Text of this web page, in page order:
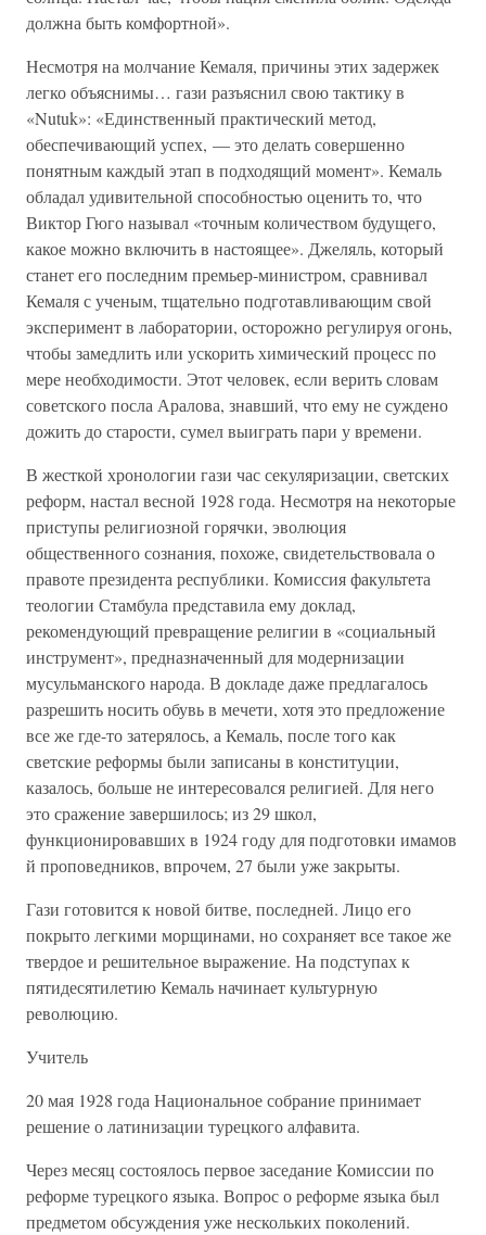
должна быть комфортной».
Несмотря на молчание Кемаля, причины этих задержек
легко объяснимы… гази разъяснил свою тактику в
«Nutuk»: «Единственный практический метод,
обеспечивающий успех, — это делать совершенно
понятным каждый этап в подходящий момент». Кемаль
обладал удивительной способностью оценить то, что
Виктор Гюго называл «точным количеством будущего,
какое можно включить в настоящее». Джеляль, который
станет его последним премьер-министром, сравнивал
Кемаля с ученым, тщательно подготавливающим свой
эксперимент в лаборатории, осторожно регулируя огонь,
чтобы замедлить или ускорить химический процесс по
мере необходимости. Этот человек, если верить словам
советского посла Аралова, знавший, что ему не суждено
дожить до старости, сумел выиграть пари у времени.
В жесткой хронологии гази час секуляризации, светских
реформ, настал весной 1928 года. Несмотря на некоторые
приступы религиозной горячки, эволюция
общественного сознания, похоже, свидетельствовала о
правоте президента республики. Комиссия факультета
теологии Стамбула представила ему доклад,
рекомендующий превращение религии в «социальный
инструмент», предназначенный для модернизации
мусульманского народа. В докладе даже предлагалось
разрешить носить обувь в мечети, хотя это предложение
все же где-то затерялось, а Кемаль, после того как
светские реформы были записаны в конституции,
казалось, больше не интересовался религией. Для него
это сражение завершилось; из 29 школ,
функционировавших в 1924 году для подготовки имамов
й проповедников, впрочем, 27 были уже закрыты.
Гази готовится к новой битве, последней. Лицо его
покрыто легкими морщинами, но сохраняет все такое же
твердое и решительное выражение. На подступах к
пятидесятилетию Кемаль начинает культурную
революцию.
Учитель
20 мая 1928 года Национальное собрание принимает
решение о латинизации турецкого алфавита.
Через месяц состоялось первое заседание Комиссии по
реформе турецкого языка. Вопрос о реформе языка был
предметом обсуждения уже нескольких поколений.